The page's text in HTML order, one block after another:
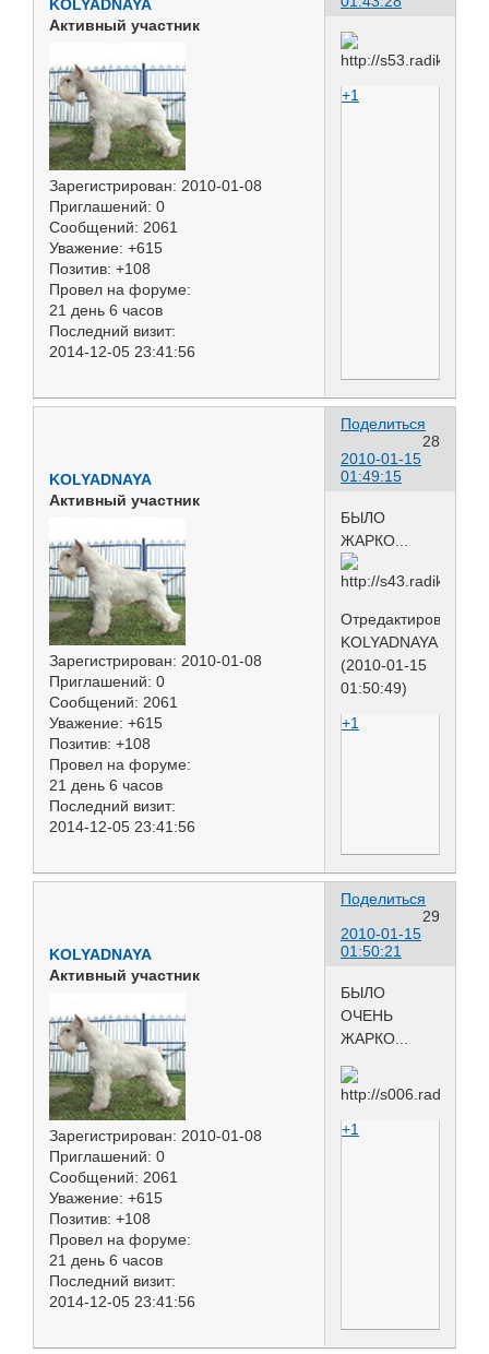
KOLYADNAYA
Активный участник
Зарегистрирован: 2010-01-08
Приглашений: 0
Сообщений: 2061
Уважение: +615
Позитив: +108
Провел на форуме:
21 день 6 часов
Последний визит:
2014-12-05 23:41:56
+1
Поделиться
28
2010-01-15
01:49:15
KOLYADNAYA
Активный участник
Зарегистрирован: 2010-01-08
Приглашений: 0
Сообщений: 2061
Уважение: +615
Позитив: +108
Провел на форуме:
21 день 6 часов
Последний визит:
2014-12-05 23:41:56
БЫЛО
ЖАРКО...
Отредактировано
KOLYADNAYA
(2010-01-15
01:50:49)
+1
Поделиться
29
2010-01-15
01:50:21
KOLYADNAYA
Активный участник
Зарегистрирован: 2010-01-08
Приглашений: 0
Сообщений: 2061
Уважение: +615
Позитив: +108
Провел на форуме:
21 день 6 часов
Последний визит:
2014-12-05 23:41:56
БЫЛО
ОЧЕНЬ
ЖАРКО...
+1